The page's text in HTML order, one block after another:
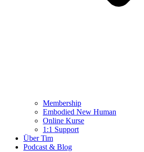
Membership
Embodied New Human
Online Kurse
1:1 Support
Über Tim
Podcast & Blog